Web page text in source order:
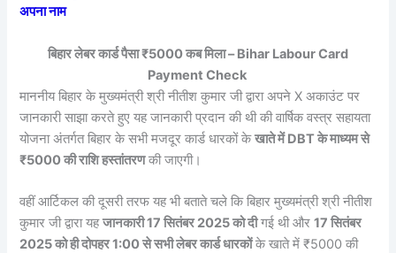
अपना नाम
बिहार लेबर कार्ड पैसा ₹5000 कब मिला – Bihar Labour Card
Payment Check
माननीय बिहार के मुख्यमंत्री श्री नीतीश कुमार जी द्वारा अपने X अकाउंट पर
जानकारी साझा करते हुए यह जानकारी प्रदान की थी की वार्षिक वस्त्र सहायता
योजना अंतर्गत बिहार के सभी मजदूर कार्ड धारकों केखाते में DBT के माध्यम से
₹5000 की राशि हस्तांतरणकी जाएगी।
वहीं आर्टिकल की दूसरी तरफ यह भी बताते चले कि बिहार मुख्यमंत्री श्री नीतीश
कुमार जी द्वारा यहजानकारी 17 सितंबर 2025 को दीगई थी और17 सितंबर
2025 को ही दोपहर 1:00 से सभी लेबर कार्ड धारकोंके खाते में ₹5000 की